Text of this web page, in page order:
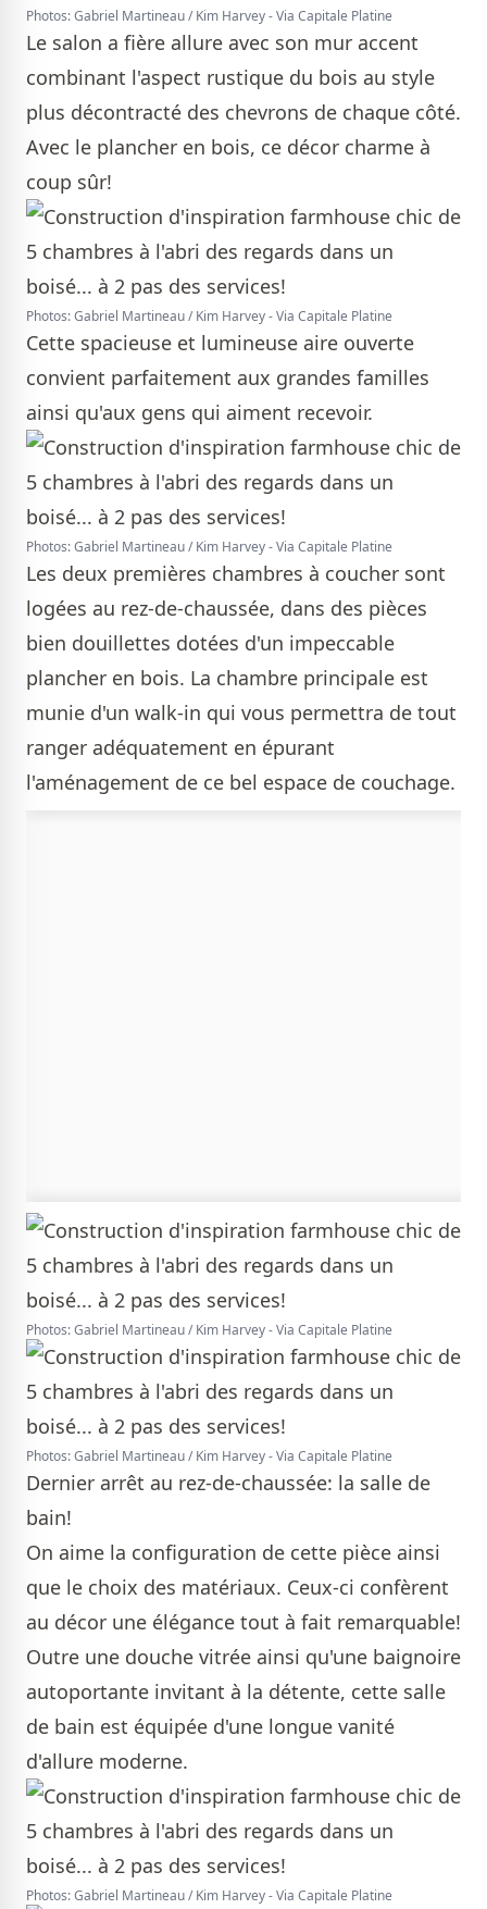
Photos: Gabriel Martineau / Kim Harvey - Via Capitale Platine
Le salon a fière allure avec son mur accent
combinant l'aspect rustique du bois au style
plus décontracté des chevrons de chaque côté.
Avec le plancher en bois, ce décor charme à
coup sûr!
Photos: Gabriel Martineau / Kim Harvey - Via Capitale Platine
Cette spacieuse et lumineuse aire ouverte
convient parfaitement aux grandes familles
ainsi qu'aux gens qui aiment recevoir.
Photos: Gabriel Martineau / Kim Harvey - Via Capitale Platine
Les deux premières chambres à coucher sont
logées au rez-de-chaussée, dans des pièces
bien douillettes dotées d'un impeccable
plancher en bois. La chambre principale est
munie d'un walk-in qui vous permettra de tout
ranger adéquatement en épurant
l'aménagement de ce bel espace de couchage.
Photos: Gabriel Martineau / Kim Harvey - Via Capitale Platine
Photos: Gabriel Martineau / Kim Harvey - Via Capitale Platine
Dernier arrêt au rez-de-chaussée: la salle de
bain!
On aime la configuration de cette pièce ainsi
que le choix des matériaux. Ceux-ci confèrent
au décor une élégance tout à fait remarquable!
Outre une douche vitrée ainsi qu'une baignoire
autoportante invitant à la détente, cette salle
de bain est équipée d'une longue vanité
d'allure moderne.
Photos: Gabriel Martineau / Kim Harvey - Via Capitale Platine